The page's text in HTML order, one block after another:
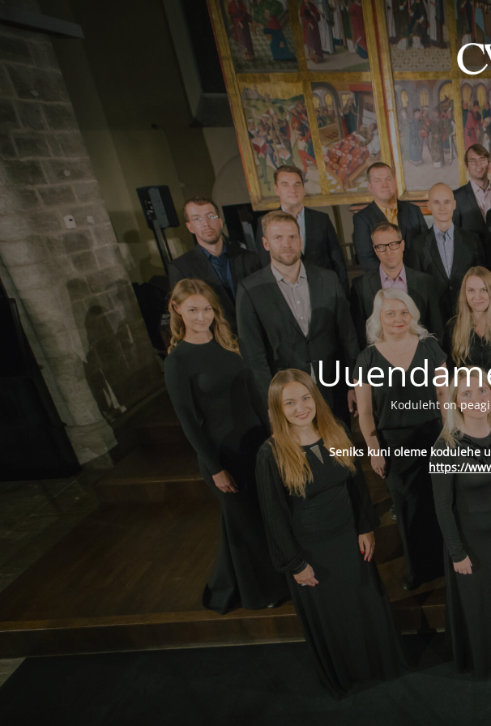
Koduleht on
Seniks kuni oleme kodulehe
https://